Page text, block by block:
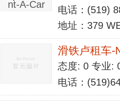
电话：(519)
地址：379
滑铁卢租车-
态度: 0 专业:
电话：